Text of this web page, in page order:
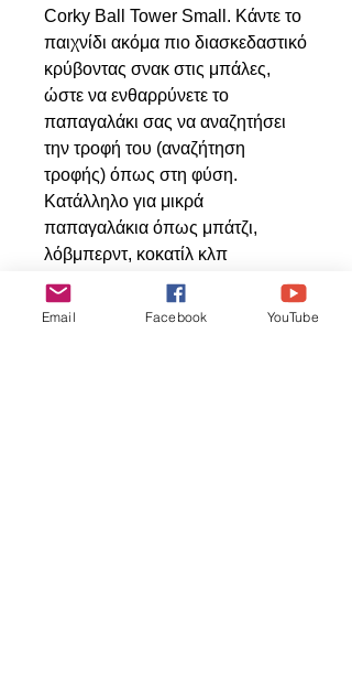
Corky Ball Tower Small. Κάντε το
παιχνίδι ακόμα πιο διασκεδαστικό
κρύβοντας σνακ στις μπάλες,
ώστε να ενθαρρύνετε το
παπαγαλάκι σας να αναζητήσει
την τροφή του (αναζήτηση
τροφής) όπως στη φύση.
Κατάλληλο για μικρά
παπαγαλάκια όπως μπάτζι,
λόβμπερντ, κοκατίλ κλπ
100% Φυσικά Υλικά
Email Facebook YouTube